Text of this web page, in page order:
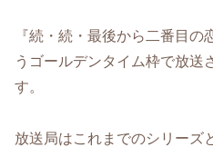
『続・続・最後から二番目の
うゴールデンタイム枠で放送
す。
放送局はこれまでのシリーズ